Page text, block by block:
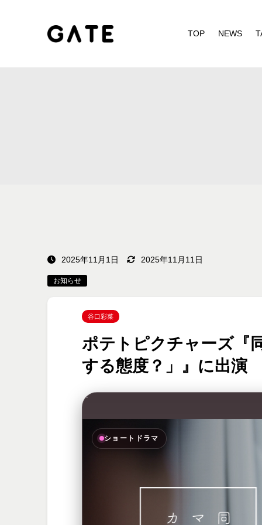
TOP NEWS
2025年11月1日 2025年11月11日
お知らせ
谷口彩菜
ポテトピクチャーズ『
する態度？」』に出演
“`
ショートドラマ